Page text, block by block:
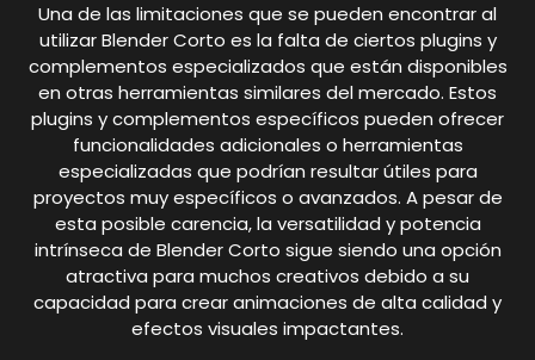
Una de las limitaciones que se pueden encontrar al
utilizar Blender Corto es la falta de ciertos plugins y
complementos especializados que están disponibles
en otras herramientas similares del mercado. Estos
plugins y complementos específicos pueden ofrecer
funcionalidades adicionales o herramientas
especializadas que podrían resultar útiles para
proyectos muy específicos o avanzados. A pesar de
esta posible carencia, la versatilidad y potencia
intrínseca de Blender Corto sigue siendo una opción
atractiva para muchos creativos debido a su
capacidad para crear animaciones de alta calidad y
efectos visuales impactantes.